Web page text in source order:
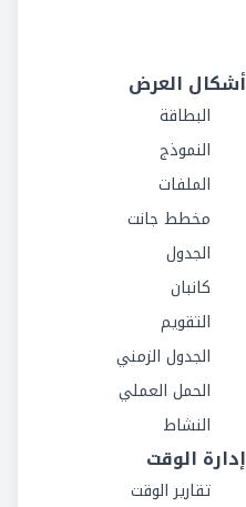
أشكال العرض
البطاقة
النموذج
الملفات
مخطط جانت
الجدول
كانبان
التقويم
الجدول الزمني
الحمل العملي
النشاط
إدارة الوقت
تقارير الوقت